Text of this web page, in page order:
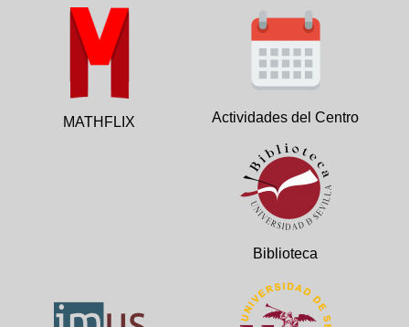
MATHFLIX Actividades del Centro
Biblioteca